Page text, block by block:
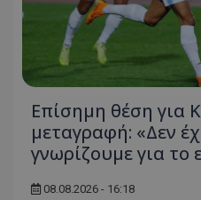
Επίσημη θέση για
μεταγραφή: «Δεν
γνωρίζουμε για το
08.08.2026 - 16:18